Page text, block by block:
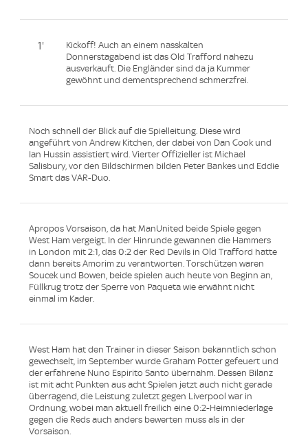
1'
Kickoff! Auch an einem nasskalten
Donnerstagabend ist das Old Trafford nahezu
ausverkauft. Die Engländer sind da ja Kummer
gewöhnt und dementsprechend schmerzfrei.
Noch schnell der Blick auf die Spielleitung. Diese wird
angeführt von Andrew Kitchen, der dabei von Dan Cook und
Ian Hussin assistiert wird. Vierter Offizieller ist Michael
Salisbury, vor den Bildschirmen bilden Peter Bankes und Eddie
Smart das VAR-Duo.
Apropos Vorsaison, da hat ManUnited beide Spiele gegen
West Ham vergeigt. In der Hinrunde gewannen die Hammers
in London mit 2:1, das 0:2 der Red Devils in Old Trafford hatte
dann bereits Amorim zu verantworten. Torschützen waren
Soucek und Bowen, beide spielen auch heute von Beginn an,
Füllkrug trotz der Sperre von Paqueta wie erwähnt nicht
einmal im Kader.
West Ham hat den Trainer in dieser Saison bekanntlich schon
gewechselt, im September wurde Graham Potter gefeuert und
der erfahrene Nuno Espirito Santo übernahm. Dessen Bilanz
ist mit acht Punkten aus acht Spielen jetzt auch nicht gerade
überragend, die Leistung zuletzt gegen Liverpool war in
Ordnung, wobei man aktuell freilich eine 0:2-Heimniederlage
gegen die Reds auch anders bewerten muss als in der
Vorsaison.